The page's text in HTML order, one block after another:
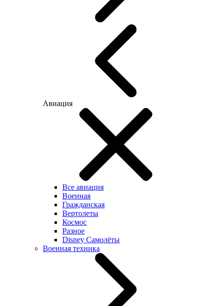
Авиация
Все авиация
Военная
Гражданская
Вертолеты
Космос
Разное
Disney Самолёты
Военная техника